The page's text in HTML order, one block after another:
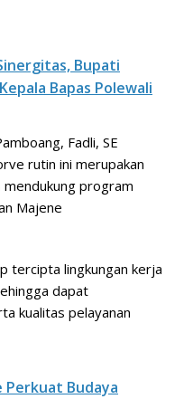
Bupati
Bapas Polewali
Fadli, SE
rutin ini merupakan
program
Majene
tercipta lingkungan kerja
dapat
kualitas pelayanan
Perkuat Budaya